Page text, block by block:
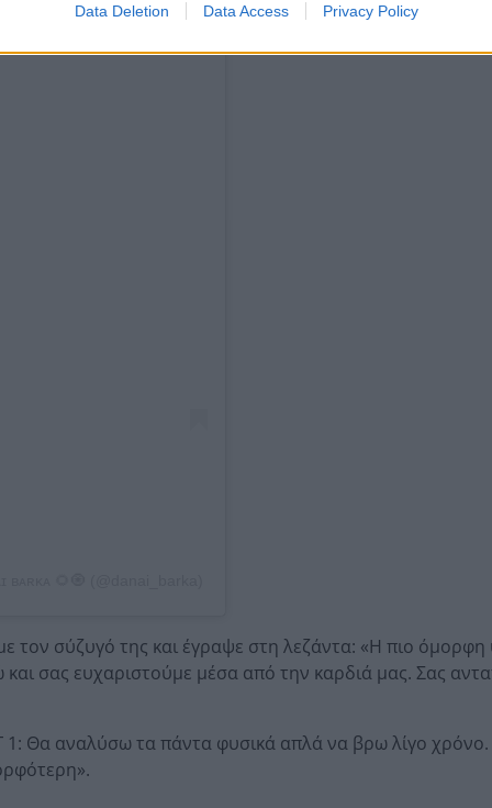
Data Deletion Data Access Privacy Policy
τον σύζυγό της και έγραψε στη λεζάντα: «Η πιο
σας ευχαριστούμε μέσα από την καρδιά μας. Σας
1: Θα αναλύσω τα πάντα φυσικά απλά να βρω λίγο χρόνο.